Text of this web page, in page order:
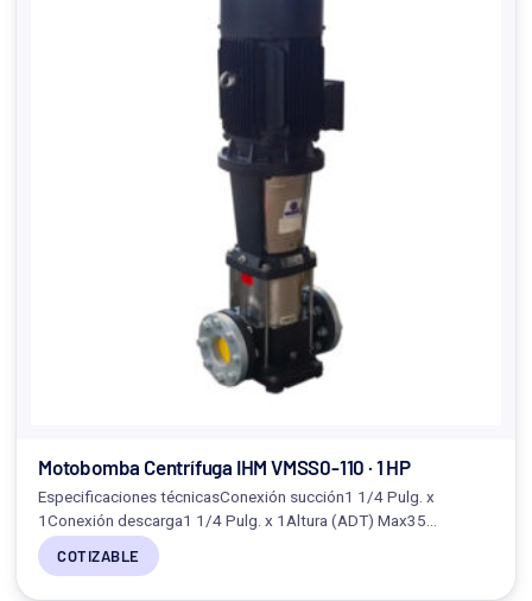
Motobomba Centrífuga IHM VMSS0-110 · 1 HP
Especificaciones técnicasConexión succión1 1/4 Pulg. x
1Conexión descarga1 1/4 Pulg. x 1Altura (ADT) Max35…
COTIZABLE